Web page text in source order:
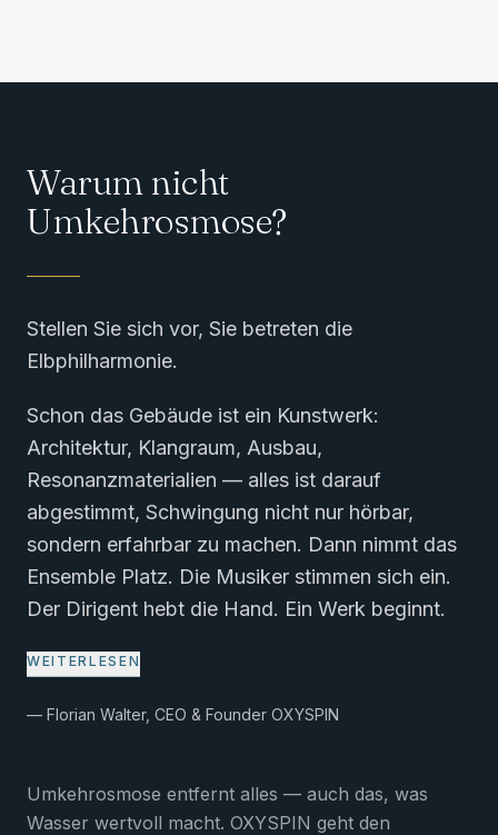
Warum nicht
Umkehrosmose?
Stellen Sie sich vor, Sie betreten die
Elbphilharmonie.
Schon das Gebäude ist ein Kunstwerk:
Architektur, Klangraum, Ausbau,
Resonanzmaterialien — alles ist darauf
abgestimmt, Schwingung nicht nur hörbar,
sondern erfahrbar zu machen. Dann nimmt das
Ensemble Platz. Die Musiker stimmen sich ein.
Der Dirigent hebt die Hand. Ein Werk beginnt.
WEITERLESEN
— Florian Walter, CEO & Founder OXYSPIN
Umkehrosmose entfernt alles — auch das, was
Wasser wertvoll macht. OXYSPIN geht den